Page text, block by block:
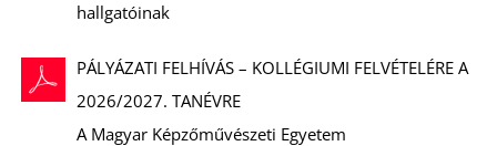
hallgatóinak
PÁLYÁZATI FELHÍVÁS – KOLLÉGIUMI FELVÉTELÉRE A
2026/2027. TANÉVRE
A Magyar Képzőművészeti Egyetem